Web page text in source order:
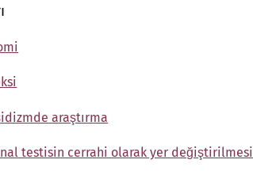
araştırma
testisin cerrahi olarak yer değiştirilmesi